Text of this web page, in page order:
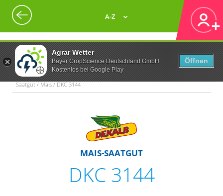
Agrar Wetter
Bayer CropScience Deutschland GmbH
Kostenlos bei Google Play
Öffnen
A-Z
Saatgut / Mais / DKC 3144
MAIS-SAATGUT
DKC 3144